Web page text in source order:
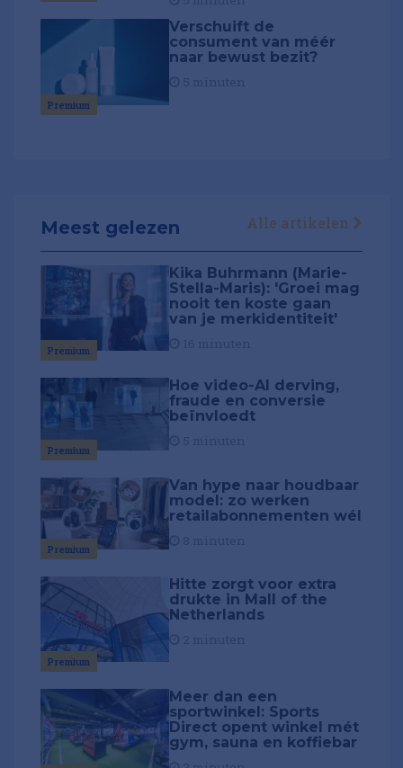
Premium
Verschuift de
consument van méér
naar bewust bezit?
Meest gelezen Alle artikelen
Premium
Kika Buhrmann (Marie-
Stella-Maris): 'Groei mag
nooit ten koste gaan
van je merkidentiteit'
Premium
Hoe video-AI derving,
fraude en conversie
beïnvloedt
Premium
Van hype naar houdbaar
model: zo werken
retailabonnementen wél
Premium
Hitte zorgt voor extra
drukte in Mall of the
Netherlands
Meer dan een
sportwinkel: Sports
Direct opent winkel mét
gym, sauna en koffiebar